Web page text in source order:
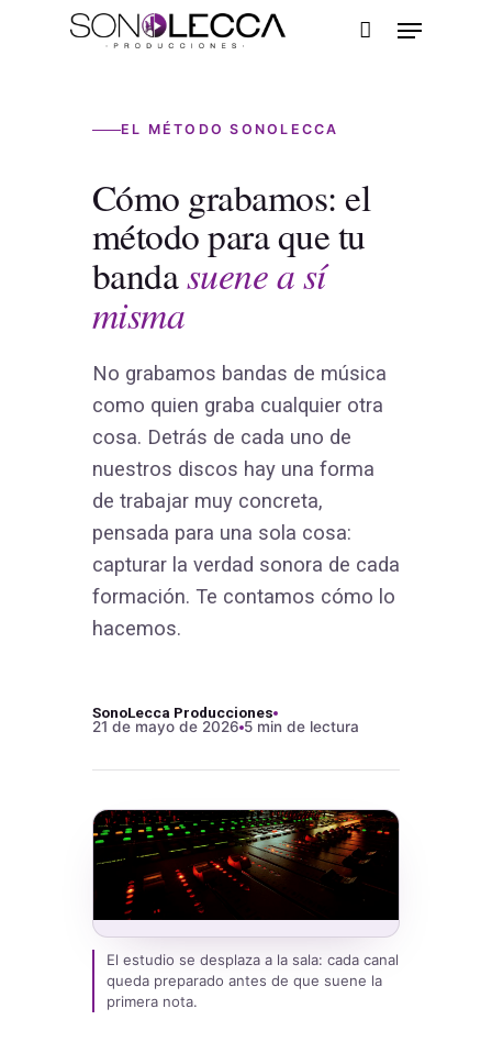
Menu
EL MÉTODO SONOLECCA
Cómo grabamos: el
método para que tu
bandasuene a sí
misma
No grabamos bandas de música
como quien graba cualquier otra
cosa. Detrás de cada uno de
nuestros discos hay una forma
de trabajar muy concreta,
pensada para una sola cosa:
capturar la verdad sonora de cada
formación. Te contamos cómo lo
hacemos.
SonoLecca Producciones
21 de mayo de 2026 5 min de lectura
El estudio se desplaza a la sala: cada canal
queda preparado antes de que suene la
primera nota.